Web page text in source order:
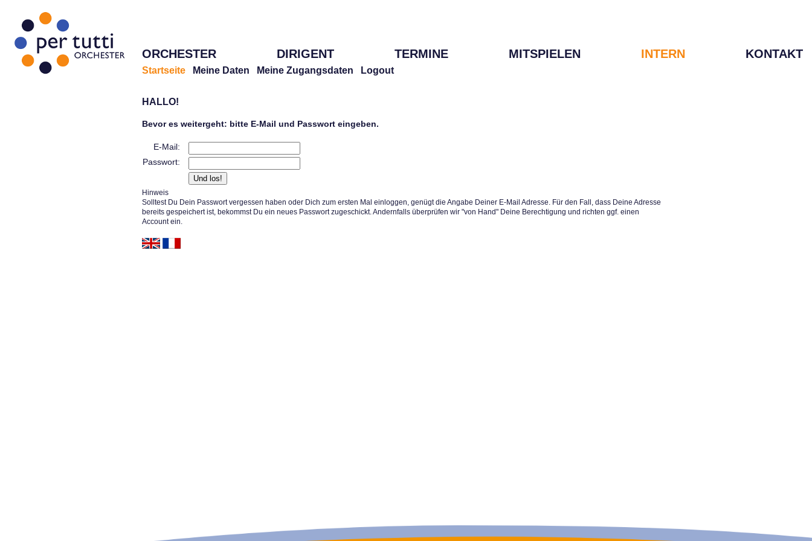
ORCHESTER DIRIGENT TERMINE MITSPIELEN INTERN KONTAKT
Startseite Meine Daten Meine Zugangsdaten Logout
HALLO!
Bevor es weitergeht: bitte E-Mail und Passwort eingeben.
E-Mail:
Passwort:
Hinweis
Solltest Du Dein Passwort vergessen haben oder Dich zum ersten Mal einloggen, genügt die Angabe Deiner E-Mail Adresse. Für den Fall, dass Deine Adresse
bereits gespeichert ist, bekommst Du ein neues Passwort zugeschickt. Andernfalls überprüfen wir "von Hand" Deine Berechtigung und richten ggf. einen
Account ein.